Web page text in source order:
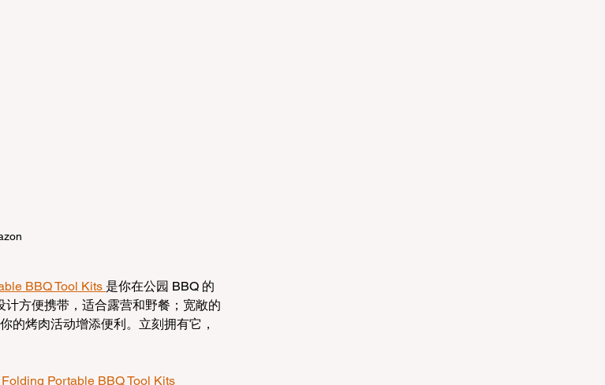
BBQ Tool Kits 是你在公园 BBQ 的
方便携带，适合露营和野餐；宽敞的
的烤肉活动增添便利。立刻拥有它，
Portable BBQ Tool Kits